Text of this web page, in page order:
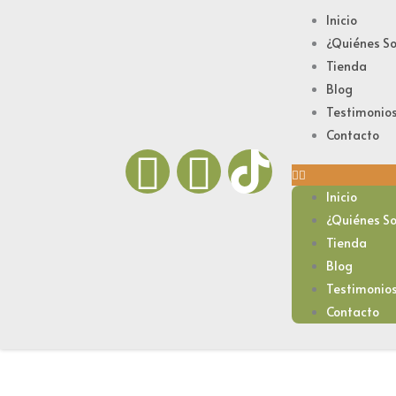
F
a
b
I
n
a
Inicio
¿Quiénes
Tienda
Blog
Testimonios
Contacto
Inicio
¿Quiénes
Tienda
Blog
Testimonios
Contacto